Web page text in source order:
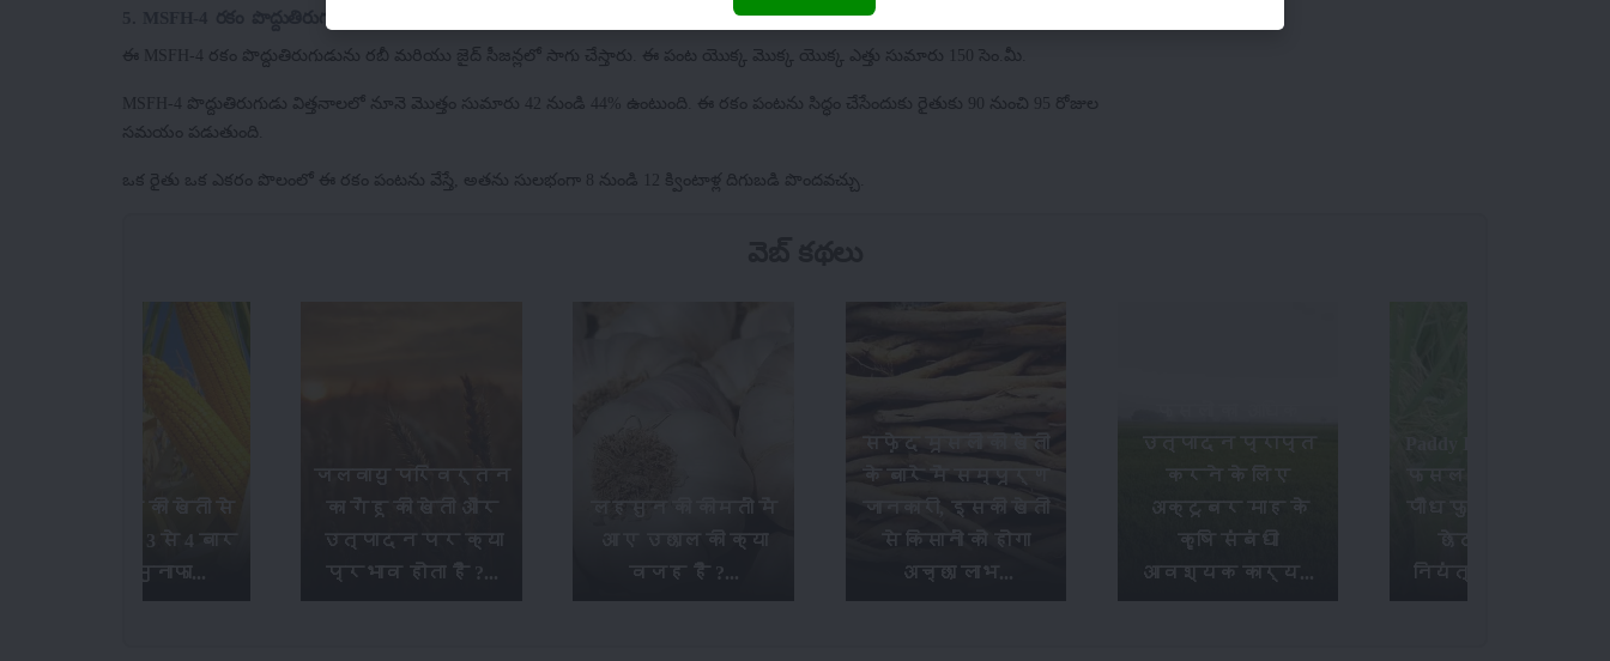
ఈ MSFH-4 రకం పొద్దుతిరుగుడును రబీ మరియు జైద్ సీజన్లలో సాగు చేస్తారు. ఈ పంట యొక్క మొక్క యొక్క ఎత్తు సుమారు 150 సెం.మీ.
MSFH-4 పొద్దుతిరుగుడు విత్తనాలలో నూనె మొత్తం సుమారు 42 నుండి 44% ఉంటుంది. ఈ రకం పంటను సిద్ధం చేసేందుకు రైతుకు 90 నుంచి 95 రోజుల
సమయం పడుతుంది.
ఒక రైతు ఒక ఎకరం పొలంలో ఈ రకం పంటను వేస్తే, అతను సులభంగా 8 నుండి 12 క్వింటాళ్ల దిగుబడి పొందవచ్చు.
बेबी कॉर्न की खेती से
सालभर में 3 से 4 बार
कमाऐं मुनाफा...
जलवायु परिवर्तन
का गेंहू की खेती और
उत्पादन पर क्या
प्रभाव होता है ?...
लहसुन की कीमतों में
आए उछाल की क्या
वजह है ?...
सफ़ेद मूसली की खेती
के बारे में सम्पूर्ण
जानकारी, इसकी खेती
से किसानों को होगा
अच्छा लाभ...
उत्पादन प्राप्त
करने के लिए
अक्टूबर माह के
कृषि संबंधी
आवश्यक कार्य...
नियंत्रण उपाय...